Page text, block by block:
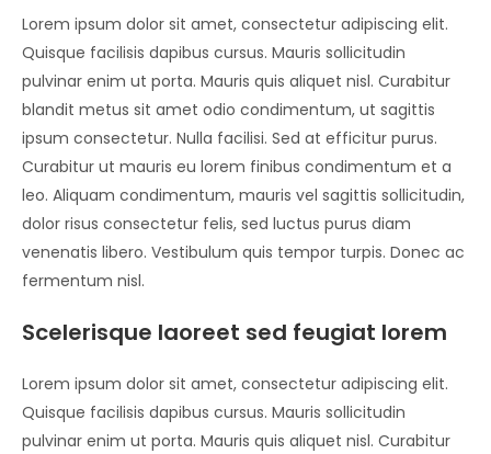
Lorem ipsum dolor sit amet, consectetur adipiscing elit.
Quisque facilisis dapibus cursus. Mauris sollicitudin
pulvinar enim ut porta. Mauris quis aliquet nisl. Curabitur
blandit metus sit amet odio condimentum, ut sagittis
ipsum consectetur. Nulla facilisi. Sed at efficitur purus.
Curabitur ut mauris eu lorem finibus condimentum et a
leo. Aliquam condimentum, mauris vel sagittis sollicitudin,
dolor risus consectetur felis, sed luctus purus diam
venenatis libero. Vestibulum quis tempor turpis. Donec ac
fermentum nisl.
Scelerisque laoreet sed feugiat lorem
Lorem ipsum dolor sit amet, consectetur adipiscing elit.
Quisque facilisis dapibus cursus. Mauris sollicitudin
pulvinar enim ut porta. Mauris quis aliquet nisl. Curabitur